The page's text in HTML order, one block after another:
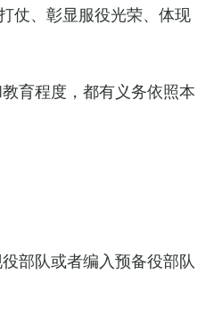
仗、彰显服役光荣、体现
育程度，都有义务依照本
部队或者编入预备役部队